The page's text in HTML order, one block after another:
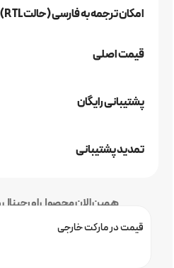
امکان ترجمه به فارسی (حالت RTL)
قیمت اصلی
پشتیبانی رایگان
تمدید پشتیبانی
همین الان محصول اورجینال
قیمت در مارکت خارجی